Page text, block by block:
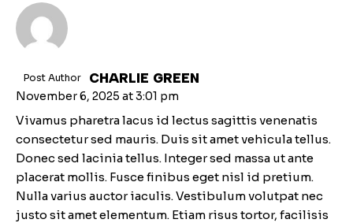
Post Author CHARLIE GREEN
November 6, 2025 at3:01 pm
Vivamus pharetra lacus id lectus sagittis venenatis
consectetur sed mauris. Duis sit amet vehicula tellus.
Donec sed lacinia tellus. Integer sed massa ut ante
placerat mollis. Fusce finibus eget nisl id pretium.
Nulla varius auctor iaculis. Vestibulum volutpat nec
justo sit amet elementum. Etiam risus tortor, facilisis